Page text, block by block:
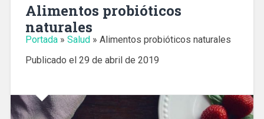
Alimentos probióticos
naturales
Portada» Salud» Alimentos probióticos naturales
Publicado el 29 de abril de 2019